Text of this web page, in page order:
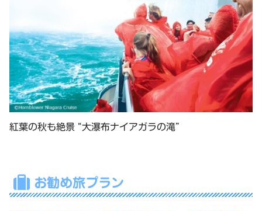
紅葉の秋も絶景 “大瀑布ナイアガラの滝”
お勧め旅プラン